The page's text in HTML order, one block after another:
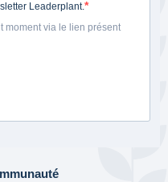
Leaderplant.
moment via le lien présent